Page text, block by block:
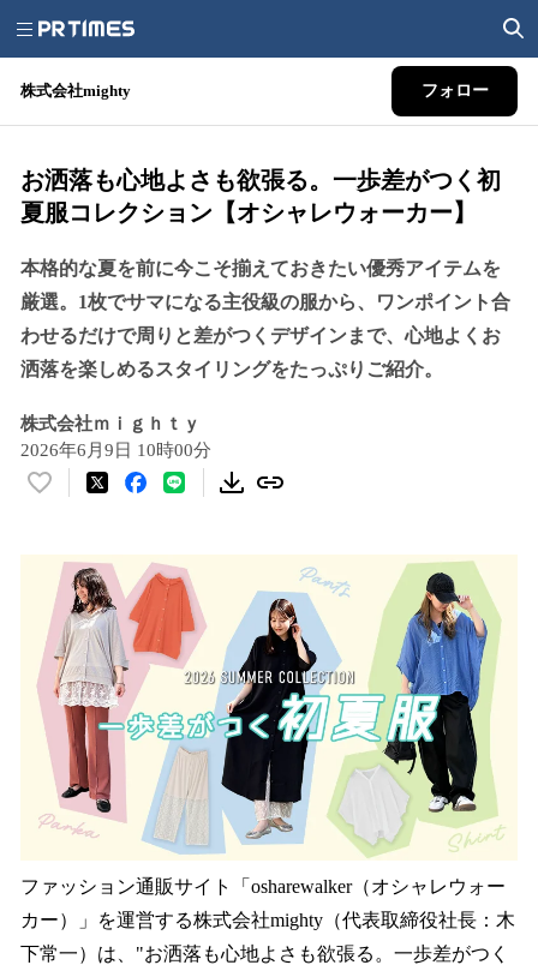
株式会社mighty フォロー
お洒落も心地よさも欲張る。一歩差がつく初
夏服コレクション【オシャレウォーカー】
本格的な夏を前に今こそ揃えておきたい優秀アイテムを
厳選。1枚でサマになる主役級の服から、ワンポイント合
わせるだけで周りと差がつくデザインまで、心地よくお
洒落を楽しめるスタイリングをたっぷりご紹介。
株式会社ｍｉｇｈｔｙ
2026年6月9日 10時00分
い
数
を
読
み
込
み
中
で
す
ファッション通販サイト「osharewalker（オシャレウォー
カー）」を運営する株式会社mighty（代表取締役社長：木
下常一）は、"お洒落も心地よさも欲張る。一歩差がつく